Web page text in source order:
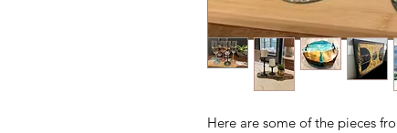
Here are some of the pieces